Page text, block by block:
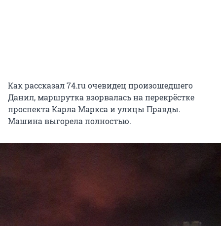
Как рассказал 74.ru очевидец произошедшего
Данил, маршрутка взорвалась на перекрёстке
проспекта Карла Маркса и улицы Правды.
Машина выгорела полностью.